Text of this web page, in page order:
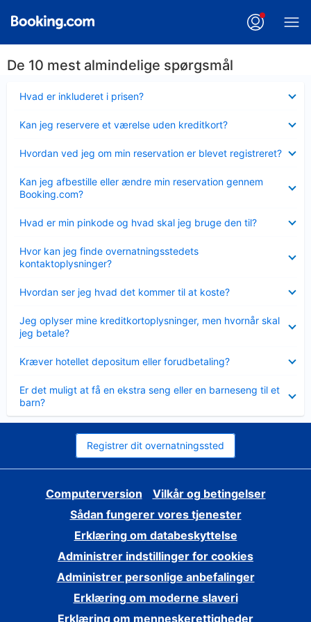
De 10 mest almindelige spørgsmål
Hvad er inkluderet i prisen?
Kan jeg reservere et værelse uden kreditkort?
Hvordan ved jeg om min reservation er blevet registreret?
Kan jeg afbestille eller ændre min reservation gennem
Booking.com?
Hvad er min pinkode og hvad skal jeg bruge den til?
Hvor kan jeg finde overnatningsstedets
kontaktoplysninger?
Hvordan ser jeg hvad det kommer til at koste?
Jeg oplyser mine kreditkortoplysninger, men hvornår skal
jeg betale?
Kræver hotellet depositum eller forudbetaling?
Er det muligt at få en ekstra seng eller en barneseng til et
barn?
Registrer dit overnatningssted
Computerversion
Vilkår og betingelser
Sådan fungerer vores tjenester
Erklæring om databeskyttelse
Administrer indstillinger for cookies
Administrer personlige anbefalinger
Erklæring om moderne slaveri
Erklæring om menneskerettigheder